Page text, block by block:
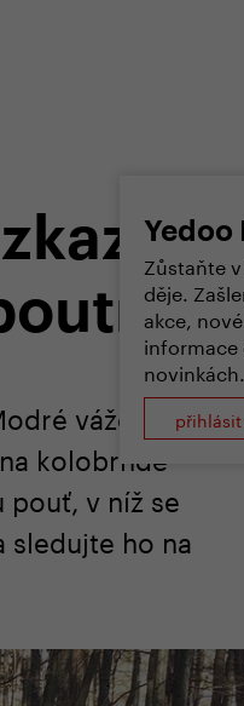
Yedoo
Zůstaňte
děje.
akce,
novinkách.
vážce –
kolobrndě
v níž se
sledujte ho na